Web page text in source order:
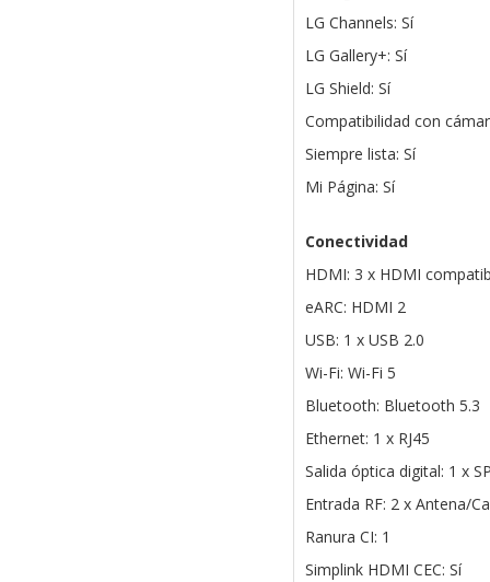
LG Channels: Sí
LG Gallery+: Sí
LG Shield: Sí
Compatibilidad con
Siempre lista: Sí
Mi Página: Sí
Conectividad
HDMI: 3 x HDMI
eARC: HDMI 2
USB: 1 x USB 2.0
Wi-Fi: Wi-Fi 5
Bluetooth: Bluetooth 5.3
Ethernet: 1 x RJ45
Salida óptica digital: 1 x
Entrada RF: 2 x Antena/
Ranura CI: 1
Simplink HDMI CEC: Sí